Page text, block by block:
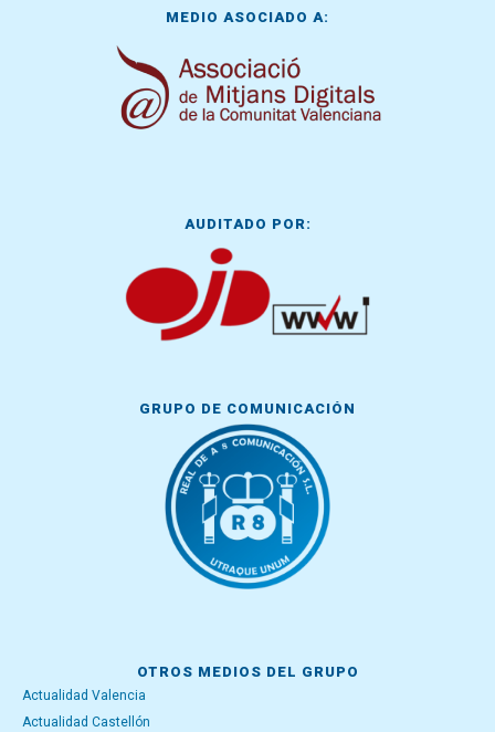
MEDIO ASOCIADO A:
AUDITADO POR:
GRUPO DE COMUNICACIÓN
OTROS MEDIOS DEL GRUPO
Actualidad Valencia
Actualidad Castellón